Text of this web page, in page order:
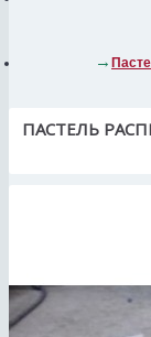
ПАСТЕЛЬ